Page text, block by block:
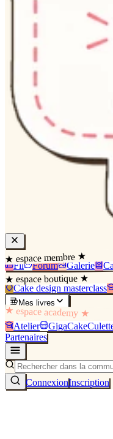
★ espace membre ★
Fil Forum Galerie
★ espace boutique ★
Cake design masterclass
Mes livres
★ espace academy ★
Atelier
Partenaires
ConnexionInscription